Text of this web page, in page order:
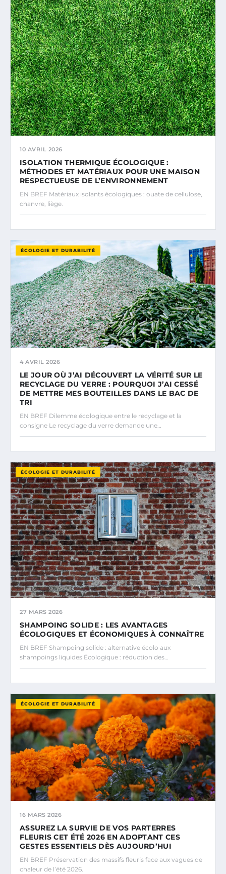
10 AVRIL 2026
ISOLATION THERMIQUE ÉCOLOGIQUE :
MÉTHODES ET MATÉRIAUX POUR UNE MAISON
RESPECTUEUSE DE L’ENVIRONNEMENT
EN BREF Matériaux isolants écologiques : ouate de cellulose,
chanvre, liège.
ÉCOLOGIE ET DURABILITÉ
4 AVRIL 2026
LE JOUR OÙ J’AI DÉCOUVERT LA VÉRITÉ SUR LE
RECYCLAGE DU VERRE : POURQUOI J’AI CESSÉ
DE METTRE MES BOUTEILLES DANS LE BAC DE
TRI
EN BREF Dilemme écologique entre le recyclage et la
consigne Le recyclage du verre demande une…
ÉCOLOGIE ET DURABILITÉ
27 MARS 2026
SHAMPOING SOLIDE : LES AVANTAGES
ÉCOLOGIQUES ET ÉCONOMIQUES À CONNAÎTRE
EN BREF Shampoing solide : alternative écolo aux
shampoings liquides Écologique : réduction des…
ÉCOLOGIE ET DURABILITÉ
16 MARS 2026
ASSUREZ LA SURVIE DE VOS PARTERRES
FLEURIS CET ÉTÉ 2026 EN ADOPTANT CES
GESTES ESSENTIELS DÈS AUJOURD’HUI
EN BREF Préservation des massifs fleuris face aux vagues de
chaleur de l’été 2026.